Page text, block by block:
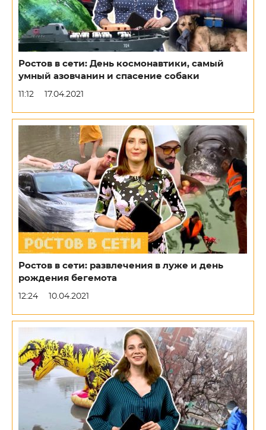
Ростов в сети: День космонавтики, самый
умный азовчанин и спасение собаки
11:12 17.04.2021
Ростов в сети: развлечения в луже и день
рождения бегемота
12:24 10.04.2021